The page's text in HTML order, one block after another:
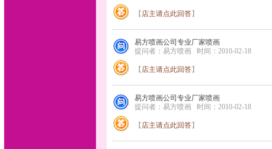
【 店主请点此回答】
易方喷画公司专业厂家喷画
提问者：易方喷画 时间：2010-02-18
【 店主请点此回答】
易方喷画公司专业厂家喷画
提问者：易方喷画 时间：2010-02-18
【 店主请点此回答】